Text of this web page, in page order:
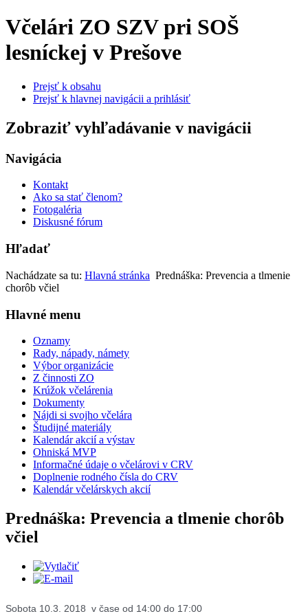
Včelári ZO SZV pri SOŠ
lesníckej v Prešove
Prejsť k obsahu
Prejsť k hlavnej navigácii a prihlásiť
Zobraziť vyhľadávanie v navigácii
Navigácia
Kontakt
Ako sa stať členom?
Fotogaléria
Diskusné fórum
Hľadať
Nachádzate sa tu: Hlavná stránka Prednáška: Prevencia a tlmenie
chorôb včiel
Hlavné menu
Oznamy
Rady, nápady, námety
Výbor organizácie
Z činnosti ZO
Krúžok včelárenia
Dokumenty
Nájdi si svojho včelára
Študijné materiály
Kalendár akcií a výstav
Ohniská MVP
Informačné údaje o včelárovi v CRV
Doplnenie rodného čísla do CRV
Kalendár včelárskych akcií
Prednáška: Prevencia a tlmenie chorôb
včiel
Sobota 10.3. 2018 v čase od 14:00 do 17:00